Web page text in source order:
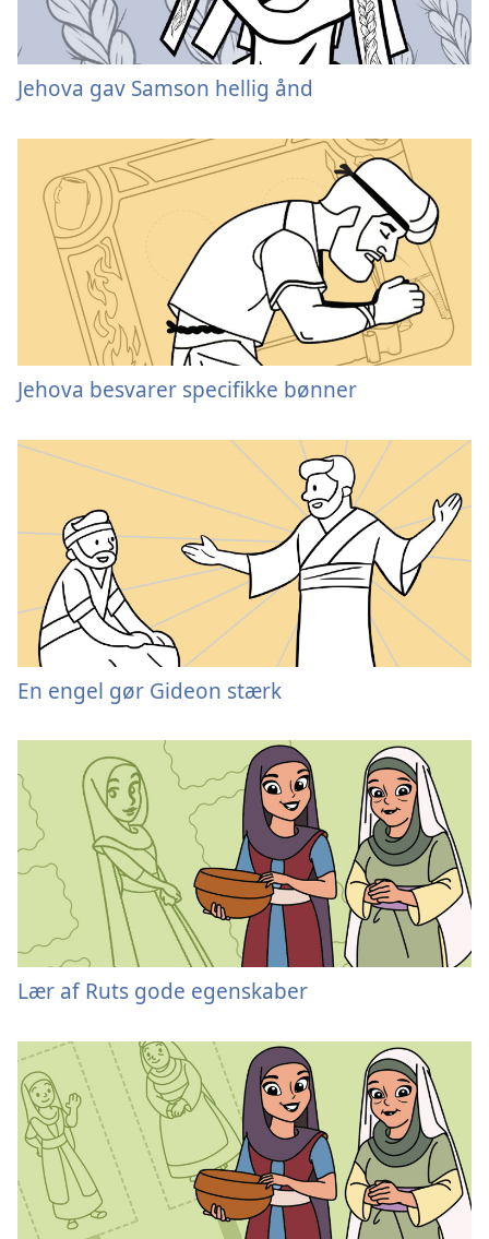
Jehova gav Samson hellig ånd
Jehova besvarer specifikke bønner
En engel gør Gideon stærk
Lær af Ruts gode egenskaber